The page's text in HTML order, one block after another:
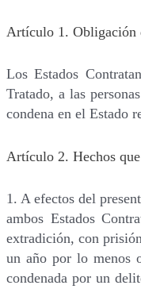
Artículo 1. Obligación
Los Estados
Tratado, a las
condena en el Estado
Artículo 2. Hechos
1. A efectos del
ambos Estados
extradición, con
un año por lo menos
condenada por un